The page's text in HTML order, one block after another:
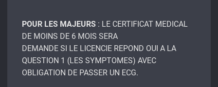
POUR LES MAJEURS : LE CERTIFICAT MEDICAL
DE MOINS DE 6 MOIS SERA
DEMANDE SI LE LICENCIE REPOND OUI A LA
QUESTION 1 (LES SYMPTOMES) AVEC
OBLIGATION DE PASSER UN ECG.